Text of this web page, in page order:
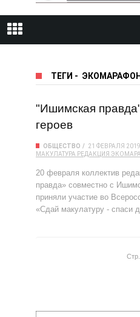
ТЕГИ - ЭКОМАРАФОН
"Ишимская
героев
ОБЩЕСТВО
21 ФЕВРАЛЯ 2019
МАКУЛАТУРА РЕДАКЦИЯ
20 февраля коллектив
правда» совместно с
приняли участие во
«Сдай макулатуру -
Стр.